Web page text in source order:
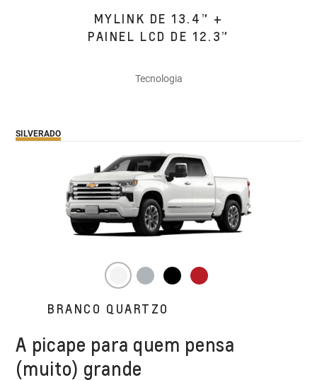
MYLINK DE 13.4” +
PAINEL LCD DE 12.3”
Tecnologia
SILVERADO
BRANCO QUARTZO
A picape para quem pensa
(muito) grande